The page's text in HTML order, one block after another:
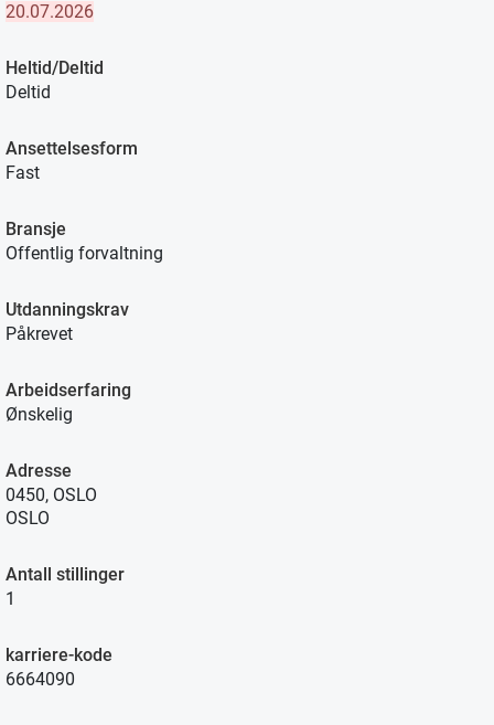
20.07.2026
Heltid/Deltid
Deltid
Ansettelsesform
Fast
Bransje
Offentlig forvaltning
Utdanningskrav
Påkrevet
Arbeidserfaring
Ønskelig
Adresse
0450, OSLO
OSLO
Antall stillinger
1
karriere-kode
6664090